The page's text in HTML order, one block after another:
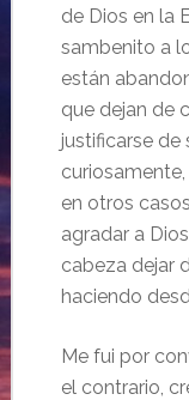
de Dios en la
sambenito a
están
que dejan de
justificarse de
en otros
agradar a
cabeza dejar
haciendo
Me fui por
el contrario,